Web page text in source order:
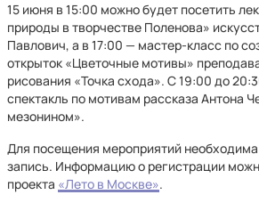
15 июня в 15:00 можно будет посетить
природы в творчестве Поленова»
Павлович, а в 17:00 — мастер-класс по
открыток «Цветочные мотивы»
рисования «Точка схода». С 19:00 до
спектакль по мотивам рассказа Антона
мезонином».
Для посещения мероприятий
запись. Информацию о регистрации
проекта «Лето в Москве».